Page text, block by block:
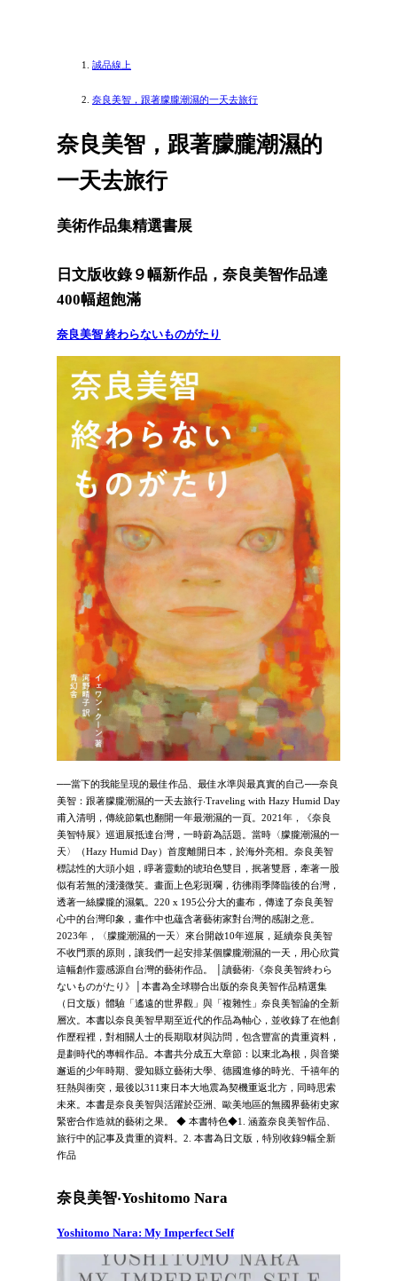
誠品線上
奈良美智，跟著朦朧潮濕的一天去旅行
奈良美智，跟著朦朧潮濕的
一天去旅行
美術作品集精選書展
日文版收錄９幅新作品，奈良美智作品達
400幅超飽滿
奈良美智 終わらないものがたり
──當下的我能呈現的最佳作品、最佳水準與最真實的自己──奈良
美智：跟著朦朧潮濕的一天去旅行‧Traveling with Hazy Humid Day
甫入清明，傳統節氣也翻開一年最潮濕的一頁。2021年，《奈良
美智特展》巡迴展抵達台灣，一時蔚為話題。當時〈朦朧潮濕的一
天〉（Hazy Humid Day）首度離開日本，於海外亮相。奈良美智
標誌性的大頭小姐，睜著靈動的琥珀色雙目，抿著雙唇，牽著一股
似有若無的淺淺微笑。畫面上色彩斑斕，彷彿雨季降臨後的台灣，
透著一絲朦朧的濕氣。220 x 195公分大的畫布，傳達了奈良美智
心中的台灣印象，畫作中也蘊含著藝術家對台灣的感謝之意。
2023年，〈朦朧潮濕的一天〉來台開啟10年巡展，延續奈良美智
不收門票的原則，讓我們一起安排某個朦朧潮濕的一天，用心欣賞
這幅創作靈感源自台灣的藝術作品。 │讀藝術‧《奈良美智終わら
ないものがたり》│本書為全球聯合出版的奈良美智作品精選集
（日文版）體驗「遙遠的世界觀」與「複雜性」奈良美智論的全新
層次。本書以奈良美智早期至近代的作品為軸心，並收錄了在他創
作歷程裡，對相關人士的長期取材與訪問，包含豐富的貴重資料，
是劃時代的專輯作品。本書共分成五大章節：以東北為根，與音樂
邂逅的少年時期、愛知縣立藝術大學、德國進修的時光、千禧年的
狂熱與衝突，最後以311東日本大地震為契機重返北方，同時思索
未來。本書是奈良美智與活躍於亞洲、歐美地區的無國界藝術史家
緊密合作造就的藝術之果。 ◆ 本書特色◆1. 涵蓋奈良美智作品、
旅行中的記事及貴重的資料。2. 本書為日文版，特別收錄9幅全新
作品
奈良美智‧Yoshitomo Nara
Yoshitomo Nara: My Imperfect Self